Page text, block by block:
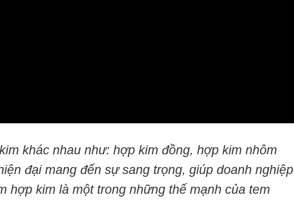
khác nhau như: hợp kim đồng, hợp kim nhôm
đại mang đến sự sang trọng, giúp doanh nghiệp
hợp kim là một trong những thế mạnh của tem